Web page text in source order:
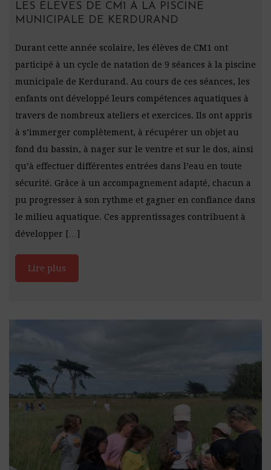
LES ÉLÈVES DE CM1 À LA PISCINE
MUNICIPALE DE KERDURAND
Durant cette année scolaire, les élèves de CM1 ont
participé à un cycle de natation de 9 séances à la piscine
municipale de Kerdurand. Au cours de ces séances, les
enfants ont développé leurs compétences aquatiques à
travers de nombreux ateliers et exercices. Ils ont appris
à s’immerger complètement, à récupérer un objet au
fond du bassin, à nager sur le ventre et sur le dos, ainsi
qu’à effectuer différentes entrées dans l’eau en toute
sécurité. Grâce à un accompagnement adapté, chacun a
pu progresser à son rythme et gagner en confiance dans
le milieu aquatique. Ces apprentissages contribuent à
développer […]
Lire plus